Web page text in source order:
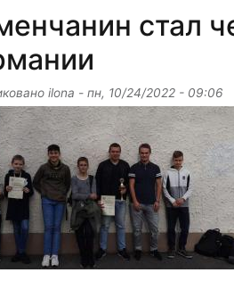
стал
ilona - пн, 10/24/2022 - 09:06